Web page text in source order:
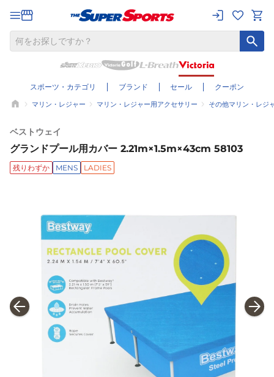
スポーツ・カテゴリ ブランド セール クーポン
マリン・レジャー マリン・レジャー用アクセサリー その他マリン・レジ
ベストウェイ
グランドプール用カバー 2.21m×1.5m×43cm 58103
残りわずか MENS LADIES